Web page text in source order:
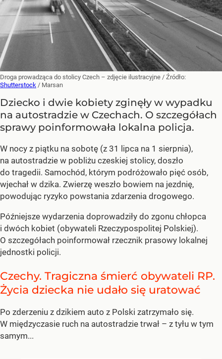
Droga prowadząca do stolicy Czech – zdjęcie ilustracyjne / Źródło:
Shutterstock / Marsan
Dziecko i dwie kobiety zginęły w wypadku
na autostradzie w Czechach. O szczegółach
sprawy poinformowała lokalna policja.
W nocy z piątku na sobotę (z 31 lipca na 1 sierpnia),
na autostradzie w pobliżu czeskiej stolicy, doszło
do tragedii. Samochód, którym podróżowało pięć osób,
wjechał w dzika. Zwierzę weszło bowiem na jezdnię,
powodując ryzyko powstania zdarzenia drogowego.
Późniejsze wydarzenia doprowadziły do zgonu chłopca
i dwóch kobiet (obywateli Rzeczypospolitej Polskiej).
O szczegółach poinformował rzecznik prasowy lokalnej
jednostki policji.
Czechy. Tragiczna śmierć obywateli RP.
Życia dziecka nie udało się uratować
Po zderzeniu z dzikiem auto z Polski zatrzymało się.
W międzyczasie ruch na autostradzie trwał – z tyłu w tym
samym...